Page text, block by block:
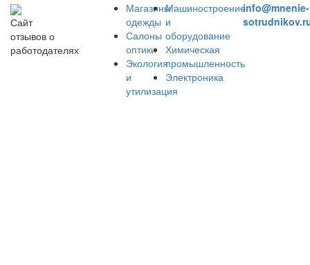
Сайт
отзывов о
работодателях
Магазины
одежды
Салоны
оптики
Экология
и
утилизация
Машиностроение
и
оборудование
Химическая
промышленность
Электроника
info@mnenie-